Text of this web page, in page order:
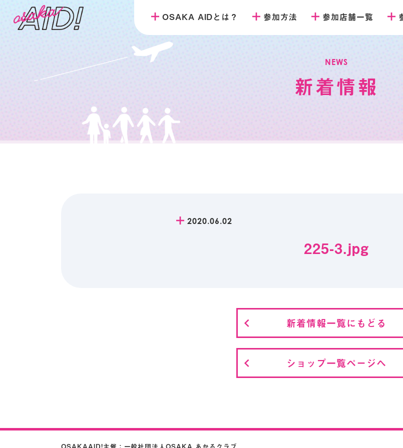
OSAKA AIDとは？ 参加方法 参加店舗一覧
NEWS
新着情報
2020.06.02
225-3.jpg
新着情報一覧にもどる
ショップ一覧ページへ